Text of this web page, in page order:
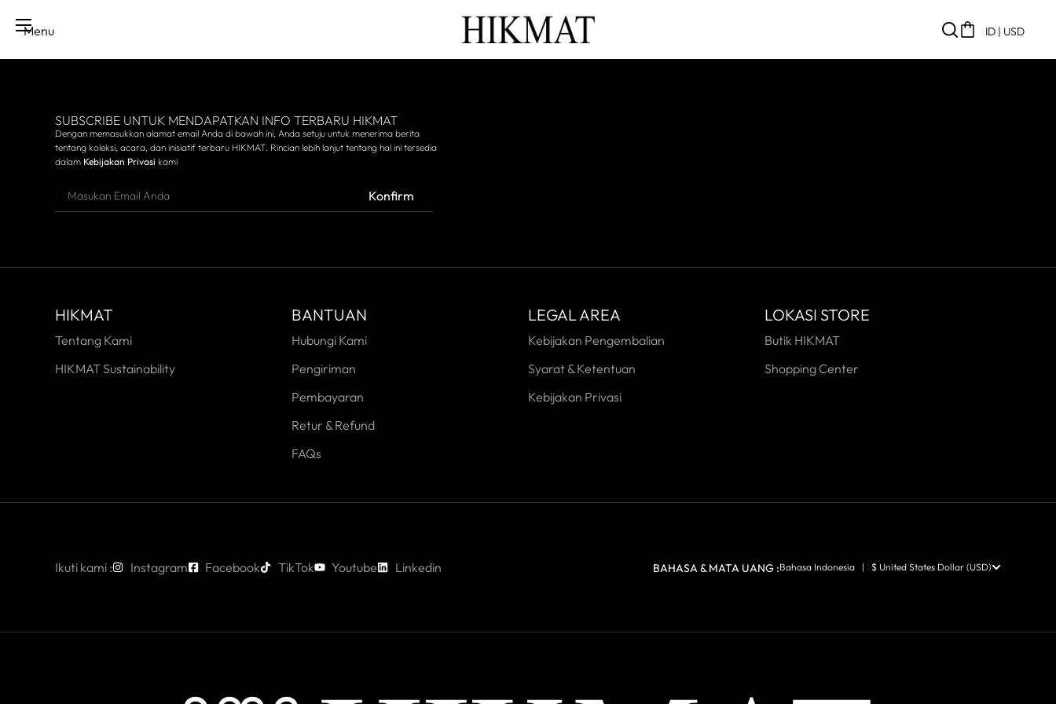
Menu ID | USD
SUBSCRIBE UNTUK MENDAPATKAN INFO TERBARU HIKMAT
Dengan memasukkan alamat email Anda di bawah ini, Anda setuju untuk menerima berita
tentang koleksi, acara, dan inisiatif terbaru HIKMAT. Rincian lebih lanjut tentang hal ini tersedia
dalam Kebijakan Privasi kami
Konfirm
HIKMAT
Tentang Kami
HIKMAT Sustainability
BANTUAN
Hubungi Kami
Pengiriman
Pembayaran
Retur & Refund
FAQs
LEGAL AREA
Kebijakan Pengembalian
Syarat & Ketentuan
Kebijakan Privasi
LOKASI STORE
Butik HIKMAT
Shopping Center
Ikuti kami : Instagram Facebook TikTok Youtube Linkedin Bahasa Indonesia | $ United States Dollar (USD)
BAHASA & MATA UANG :